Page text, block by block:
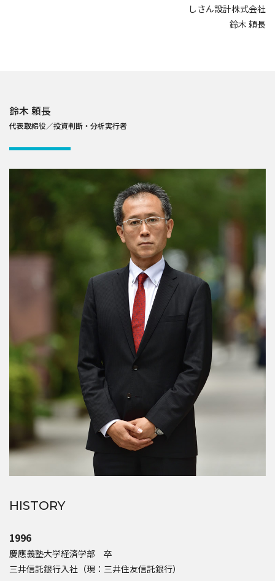
しさん設計株式会社
鈴木 頼長
鈴木 頼長
代表取締役／投資判断・分析実行者
HISTORY
1996
慶應義塾大学経済学部 卒
三井信託銀行入社（現：三井住友信託銀行）